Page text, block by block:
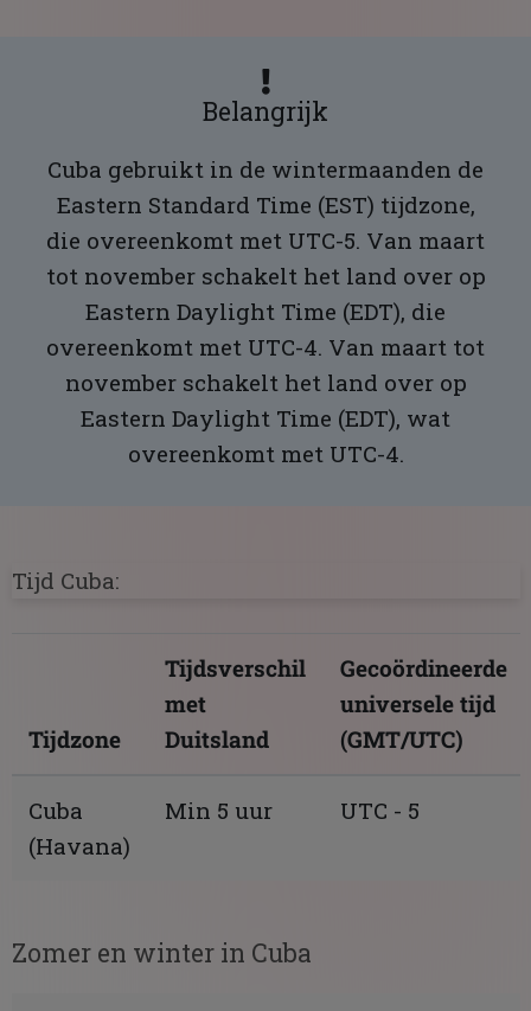
Belangrijk
Cuba gebruikt in de wintermaanden de
Eastern Standard Time (EST) tijdzone,
die overeenkomt met UTC-5. Van maart
tot november schakelt het land over op
Eastern Daylight Time (EDT), die
overeenkomt met UTC-4. Van maart tot
november schakelt het land over op
Eastern Daylight Time (EDT), wat
overeenkomt met UTC-4.
Tijd Cuba:
Tijdzone
Tijdsverschil
met
Duitsland
Gecoördineerde
universele tijd
(GMT/UTC)
Cuba
(Havana)
Min 5 uur UTC - 5
Zomer en winter in Cuba